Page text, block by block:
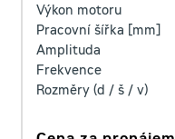
Výkon motoru
Pracovní šířka [mm]
Amplituda
Frekvence
Rozměry (d / š / v)